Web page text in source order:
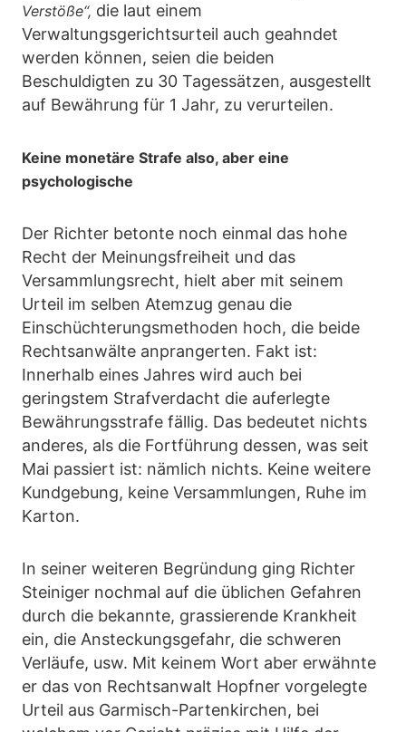
Verstöße“, die laut einem
Verwaltungsgerichtsurteil auch geahndet
werden können, seien die beiden
Beschuldigten zu 30 Tagessätzen, ausgestellt
auf Bewährung für 1 Jahr, zu verurteilen.
Keine monetäre Strafe also, aber eine
psychologische
Der Richter betonte noch einmal das hohe
Recht der Meinungsfreiheit und das
Versammlungsrecht, hielt aber mit seinem
Urteil im selben Atemzug genau die
Einschüchterungsmethoden hoch, die beide
Rechtsanwälte anprangerten. Fakt ist:
Innerhalb eines Jahres wird auch bei
geringstem Strafverdacht die auferlegte
Bewährungsstrafe fällig. Das bedeutet nichts
anderes, als die Fortführung dessen, was seit
Mai passiert ist: nämlich nichts. Keine weitere
Kundgebung, keine Versammlungen, Ruhe im
Karton.
In seiner weiteren Begründung ging Richter
Steiniger nochmal auf die üblichen Gefahren
durch die bekannte, grassierende Krankheit
ein, die Ansteckungsgefahr, die schweren
Verläufe, usw. Mit keinem Wort aber erwähnte
er das von Rechtsanwalt Hopfner vorgelegte
Urteil aus Garmisch-Partenkirchen, bei